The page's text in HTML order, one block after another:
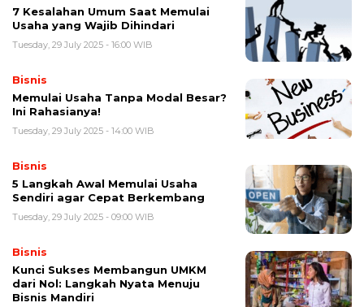
7 Kesalahan Umum Saat Memulai
Usaha yang Wajib Dihindari
Tuesday, 29 July 2025 - 16:00 WIB
Bisnis
Memulai Usaha Tanpa Modal Besar?
Ini Rahasianya!
Tuesday, 29 July 2025 - 14:00 WIB
Bisnis
5 Langkah Awal Memulai Usaha
Sendiri agar Cepat Berkembang
Tuesday, 29 July 2025 - 09:00 WIB
Bisnis
Kunci Sukses Membangun UMKM
dari Nol: Langkah Nyata Menuju
Bisnis Mandiri